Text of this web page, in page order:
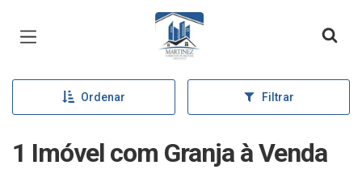
Página inicial
Ordenar Filtrar
1 Imóvel com Granja à Venda